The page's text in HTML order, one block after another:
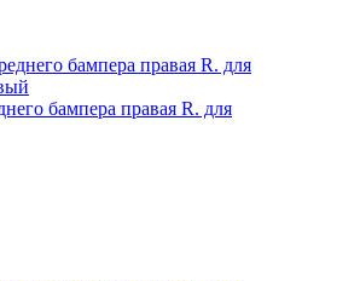
бампера правая R. для